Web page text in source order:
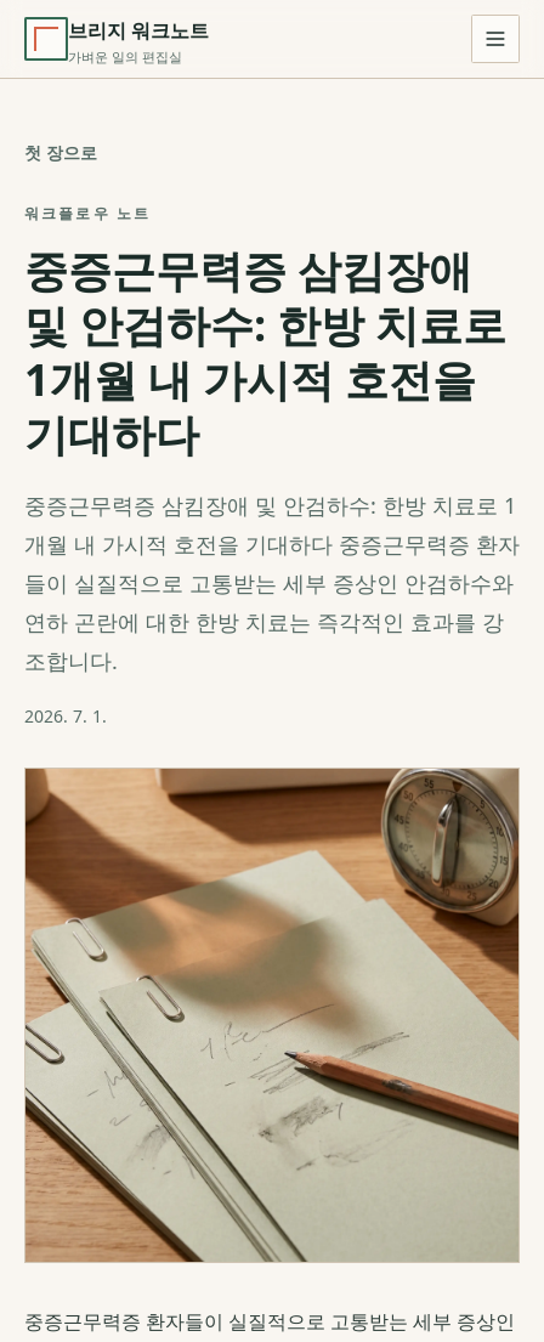
브리지 워크노트
가벼운 일의 편집실
첫 장으로
워크플로우 노트
중증근무력증 삼킴장애
및 안검하수: 한방 치료로
1개월 내 가시적 호전을
기대하다
중증근무력증 삼킴장애 및 안검하수: 한방 치료로 1
개월 내 가시적 호전을 기대하다 중증근무력증 환자
들이 실질적으로 고통받는 세부 증상인 안검하수와
연하 곤란에 대한 한방 치료는 즉각적인 효과를 강
조합니다.
2026. 7. 1.
중증근무력증 환자들이 실질적으로 고통받는 세부 증상인